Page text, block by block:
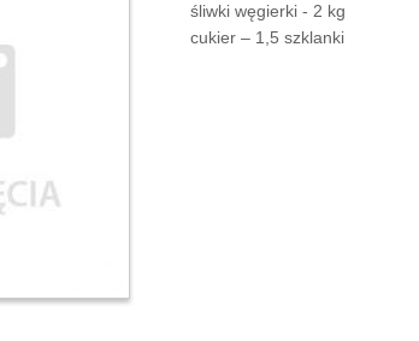
śliwki węgierki - 2 kg
cukier – 1,5 szklanki